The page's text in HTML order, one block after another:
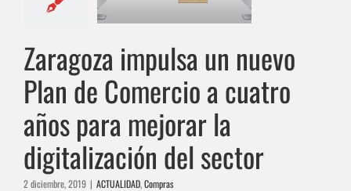
del
sector
Compras
Zaragoza impulsa un nuevo
Plan de Comercio a cuatro
años para mejorar la
digitalización del sector
2 diciembre, 2019 | ACTUALIDAD,Compras